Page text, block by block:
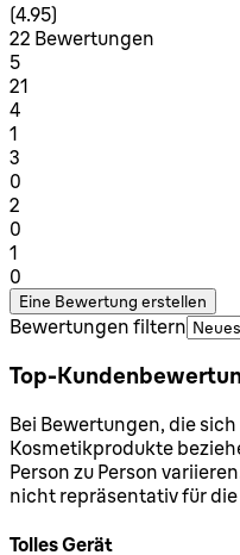
4.95 Sterne von maximal 5
(4.95)
22 Bewertungen
51 Sterne von maximal 1
21
41 Sterne von maximal 1
1
3
0
2
0
1
0
Eine Bewertung erstellen
Bewertungen filtern
Top-
Bei Bewertungen, die
Kosmetikprodukte
Person zu Person
nicht repräsentativ für
Tolles Gerät